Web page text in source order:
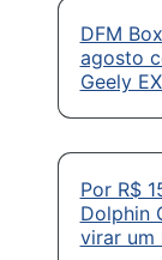
DFM
agosto
Geely
Por R$
Dolphin
virar um